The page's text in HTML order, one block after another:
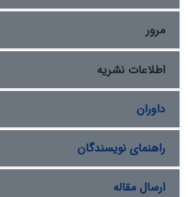
مرور
اطلاعات نشریه
داوران
راهنمای نویسندگان
ارسال مقاله